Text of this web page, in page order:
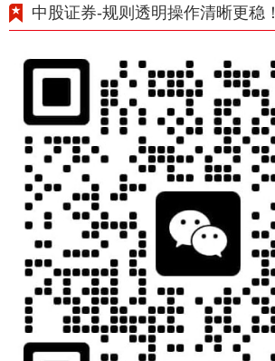
中股证券-规则透明操作清晰更稳！